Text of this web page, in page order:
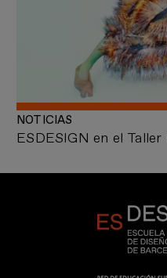
ESDESIGN en el
NOTICIAS